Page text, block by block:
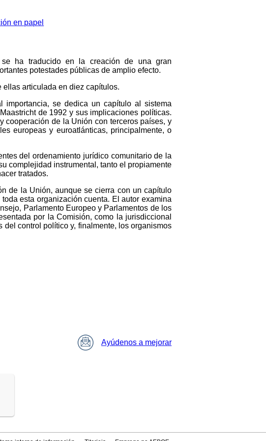
en papel
se ha traducido en la creación de una gran
potestades públicas de amplio efecto.
ellas articulada en diez capítulos.
se dedica un capítulo al sistema
de 1992 y sus implicaciones políticas.
cooperación de la Unión con terceros países, y
europeas y euroatlánticas, principalmente, o
del ordenamiento jurídico comunitario de la
complejidad instrumental, tanto el propiamente
tratados.
de la Unión, aunque se cierra con un capítulo
esta organización cuenta. El autor examina
Parlamento Europeo y Parlamentos de los
por la Comisión, como la jurisdiccional
control político y, finalmente, los organismos
Ayúdenos a mejorar